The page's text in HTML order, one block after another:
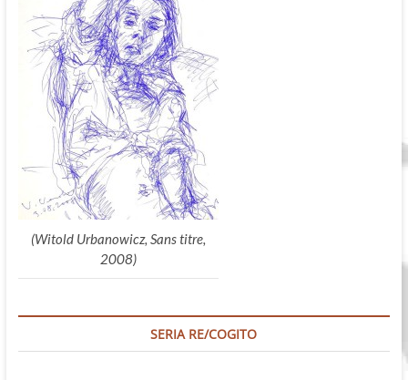
(Witold Urbanowicz, Sans titre,
2008)
SERIA RE/COGITO